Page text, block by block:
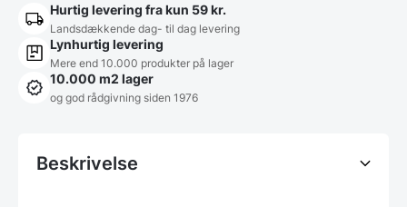
Hurtig levering fra kun 59 kr.
Landsdækkende dag- til dag levering
Lynhurtig levering
Mere end 10.000 produkter på lager
10.000 m2 lager
og god rådgivning siden 1976
Beskrivelse